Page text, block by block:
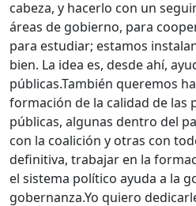
cabeza, y hacerlo con un
áreas de gobierno, para
para estudiar; estamos
bien. La idea es, desde ahí,
públicas.También queremos
formación de la calidad de las
públicas, algunas dentro del
con la coalición y otras con
definitiva, trabajar en la
el sistema político ayuda a la
gobernanza.Yo quiero